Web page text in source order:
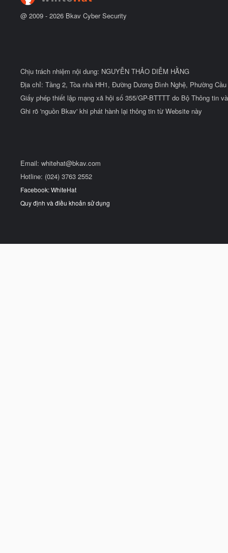
@ 2009 - 2026 Bkav Cyber Security
Chịu trách nhiệm nội dung: NGUYỄN THẢO DIỄM HẰNG
Địa chỉ: Tầng 2, Tòa nhà HH1, Đường Dương Đình Nghệ, Phường
Giấy phép thiết lập mạng xã hội số 355/GP-BTTTT do Bộ Thông tin
Ghi rõ 'nguồn Bkav' khi phát hành lại thông tin từ Website này
Email: whitehat@bkav.com
Hotline: (024) 3763 2552
Facebook: WhiteHat
Quy định và điều khoản sử dụng